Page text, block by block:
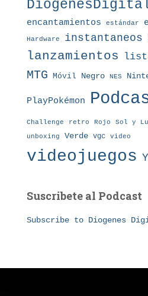
encantamientos estándar
Hardware instantaneos
lanzamientos
MTG Móvil Negro NES
PlayPokémon
Challenge retro Rojo Sol y
unboxing Verde vgc video
videojuegos
Suscribete al Podcast
Subscribe to Diogenes